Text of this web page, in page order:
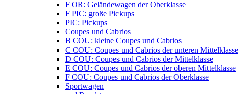
F OR: Geländewagen der Oberklasse
F PIC: große Pickups
PIC: Pickups
Coupes und Cabrios
B COU: kleine Coupes und Cabrios
C COU: Coupes und Cabrios der unteren Mittelklasse
D COU: Coupes und Cabrios der Mittelklasse
E COU: Coupes und Cabrios der oberen Mittelklasse
F COU: Coupes und Cabrios der Oberklasse
Sportwagen